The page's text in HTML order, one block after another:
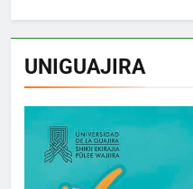
UNIGUAJIRA